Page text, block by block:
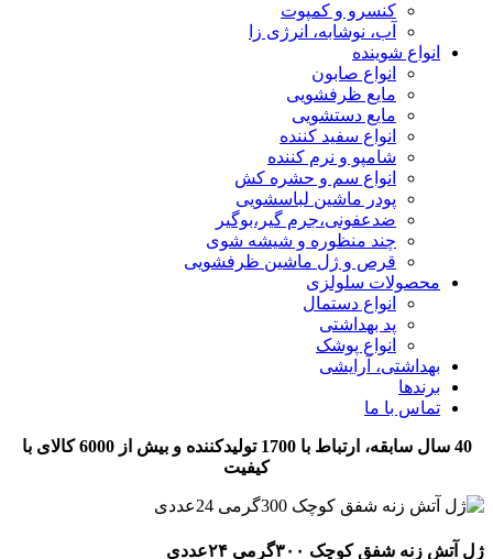
کنسرو و کمپوت
آب، نوشابه، انرژی زا
انواع شوینده
انواع صابون
مایع ظرفشویی
مایع دستشویی
انواع سفید کننده
شامپو و نرم کننده
انواع سم و حشره کش
پودر ماشین لباسشویی
ضدعفونی،جرم گیر،بوگیر
چند منظوره و شیشه شوی
قرص و ژل ماشین ظرفشویی
محصولات سلولزی
انواع دستمال
پد بهداشتی
انواع پوشک
بهداشتی، آرایشی
برندها
تماس با ما
40 سال سابقه، ارتباط با 1700 تولیدکننده و بیش از 6000 کالای با
کیفیت
ژل آتش زنه شفق کوچک ۳۰۰گرمی ۲۴عددی